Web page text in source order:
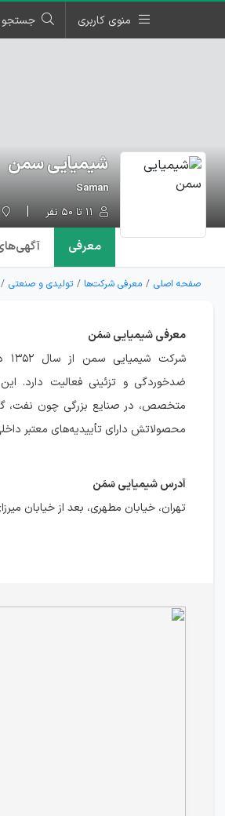
منوی کاربری
شیمیایی سمن
Saman
معرفی آگهی‌ها
صفحه اصلی معرفی شرکت‌ها تولیدی و صنعتی
معرفی شیمیایی سَمَن
ضدخوردگی و تزئینی فعالیت دارد.
متخصص، در صنایع بزرگی چون نفت،
محصولاتش دارای تأییدیه‌های معتبر
آدرس شیمیایی سَمَن
تهران، خیابان مطهری، بعد از خیابان میرزای